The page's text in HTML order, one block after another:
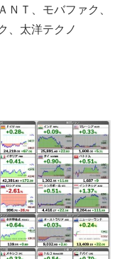
ＮＴ、モバファク、
、太洋テクノ